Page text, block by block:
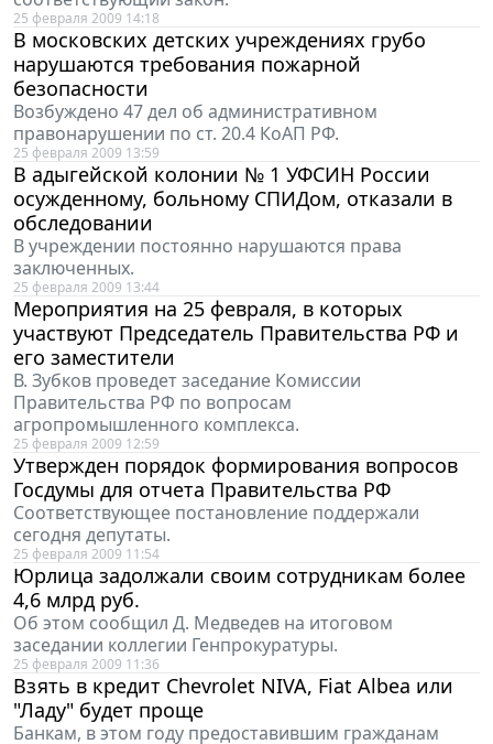
25 февраля 2009 14:18
В московских детских учреждениях грубо
нарушаются требования пожарной
безопасности
Возбуждено 47 дел об административном
правонарушении по ст. 20.4 КоАП РФ.
25 февраля 2009 13:59
В адыгейской колонии № 1 УФСИН России
осужденному, больному СПИДом, отказали в
обследовании
В учреждении постоянно нарушаются права
заключенных.
25 февраля 2009 13:44
Мероприятия на 25 февраля, в которых
участвуют Председатель Правительства РФ и
его заместители
В. Зубков проведет заседание Комиссии
Правительства РФ по вопросам
агропромышленного комплекса.
25 февраля 2009 12:59
Утвержден порядок формирования вопросов
Госдумы для отчета Правительства РФ
Соответствующее постановление поддержали
сегодня депутаты.
25 февраля 2009 11:54
Юрлица задолжали своим сотрудникам более
4,6 млрд руб.
Об этом сообщил Д. Медведев на итоговом
заседании коллегии Генпрокуратуры.
25 февраля 2009 11:36
Взять в кредит Chevrolet NIVA, Fiat Albea или
"Ладу" будет проще
Банкам, в этом году предоставившим гражданам